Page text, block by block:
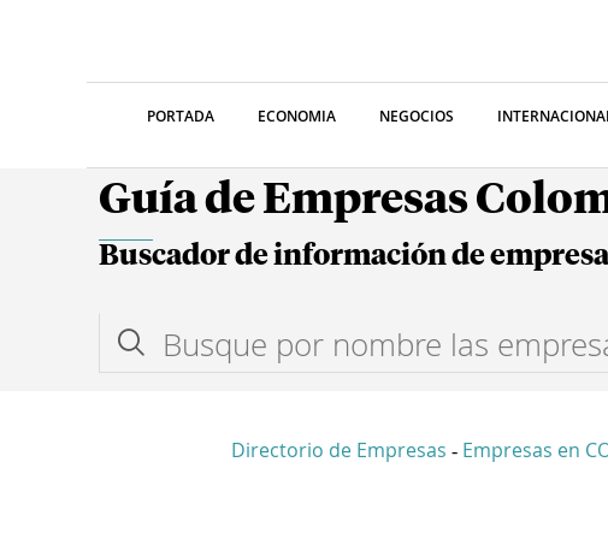
PORTADA ECONOMIA NEGOCIOS
Guía de Empresas
Buscador de información de
Directorio de Empresas - Empresas en